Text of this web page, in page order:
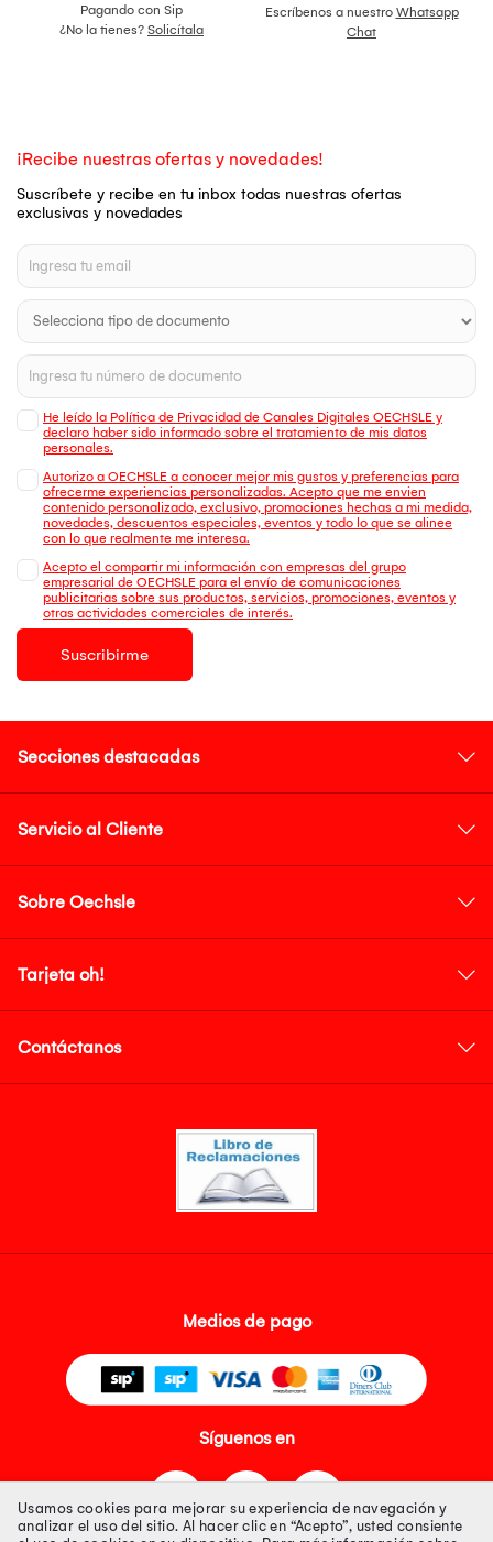
Pagando con Sip
¿No la tienes? Solicítala
Escríbenos a nuestro Whatsapp
Chat
¡Recibe nuestras ofertas y novedades!
Suscríbete y recibe en tu inbox todas nuestras ofertas
exclusivas y novedades
He leído la Política de Privacidad de Canales Digitales OECHSLE y
declaro haber sido informado sobre el tratamiento de mis datos
personales.
Autorizo a OECHSLE a conocer mejor mis gustos y preferencias para
ofrecerme experiencias personalizadas. Acepto que me envien
contenido personalizado, exclusivo, promociones hechas a mi medida,
novedades, descuentos especiales, eventos y todo lo que se alinee
con lo que realmente me interesa.
Acepto el compartir mi información con empresas del grupo
empresarial de OECHSLE para el envío de comunicaciones
publicitarias sobre sus productos, servicios, promociones, eventos y
otras actividades comerciales de interés.
Suscribirme
Secciones destacadas
Servicio al Cliente
Sobre Oechsle
Tarjeta oh!
Contáctanos
Medios de pago
Síguenos en
Usamos cookies para mejorar su experiencia de navegación y
analizar el uso del sitio. Al hacer clic en “Acepto”, usted consiente